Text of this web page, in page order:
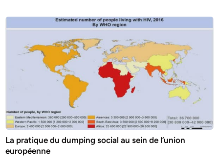
La pratique du dumping social au sein de l’union
européenne